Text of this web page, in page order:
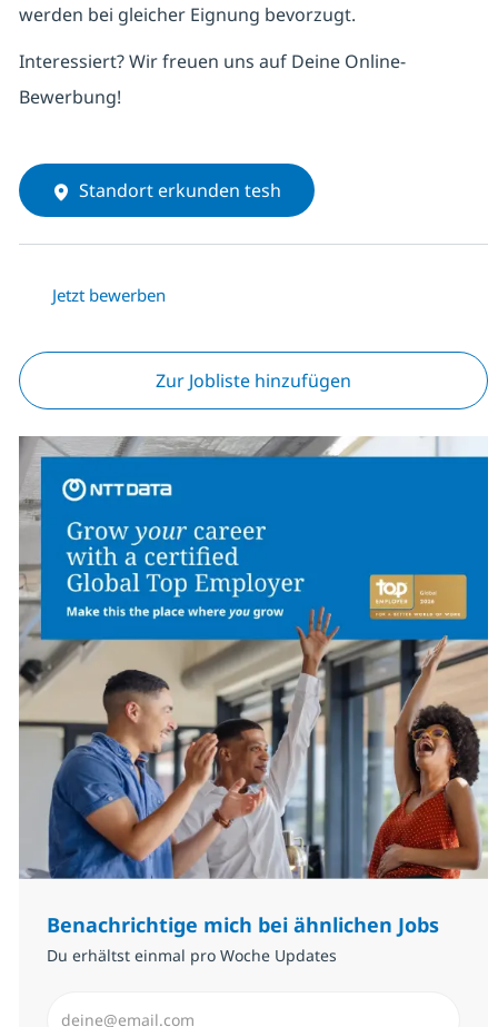
werden bei gleicher Eignung bevorzugt.
Interessiert? Wir freuen uns auf Deine Online-
Bewerbung!
Standort erkunden tesh
Jetzt bewerben
Zur Jobliste hinzufügen
Benachrichtige mich bei ähnlichen Jobs
Du erhältst einmal pro Woche Updates